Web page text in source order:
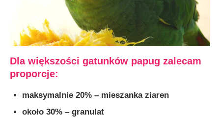
Dla większości gatunków papug zalecam
proporcje:
maksymalnie 20% – mieszanka ziaren
około 30% – granulat